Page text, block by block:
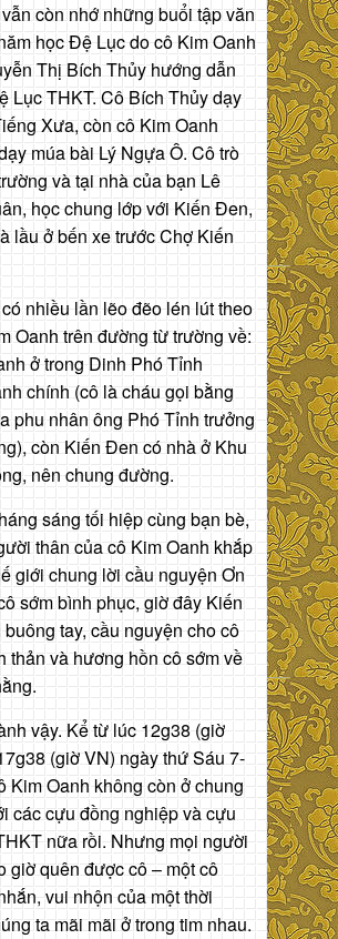
còn nhớ những buổi tập văn
học Đệ Lục do cô Kim Oanh
Thị Bích Thủy hướng dẫn
Lục THKT. Cô Bích Thủy dạy
Xưa, còn cô Kim Oanh
múa bài Lý Ngựa Ô. Cô trò
và tại nhà của bạn Lê
học chung lớp với Kiến Đen,
lầu ở bến xe trước Chợ Kiến
nhiều lần lẽo đẽo lén lút theo
Oanh trên đường từ trường về:
ở trong Dinh Phó Tỉnh
chính (cô là cháu gọi bằng
phu nhân ông Phó Tỉnh trưởng
còn Kiến Đen có nhà ở Khu
nên chung đường.
sáng tối hiệp cùng bạn bè,
thân của cô Kim Oanh khắp
giới chung lời cầu nguyện Ơn
sớm bình phục, giờ đây Kiến
tay, cầu nguyện cho cô
thản và hương hồn cô sớm về
vậy. Kể từ lúc 12g38 (giờ
(giờ VN) ngày thứ Sáu 7-
Kim Oanh không còn ở chung
các cựu đồng nghiệp và cựu
nữa rồi. Nhưng mọi người
giờ quên được cô – một cô
vui nhộn của một thời
ta mãi mãi ở trong tim nhau.